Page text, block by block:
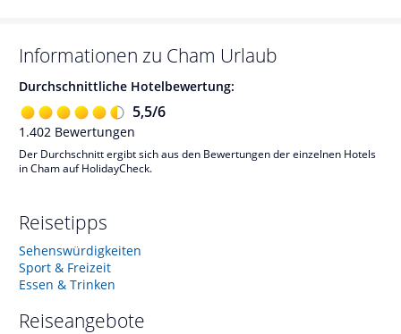
Informationen zu Cham Urlaub
Durchschnittliche Hotelbewertung:
5,5/6
1.402 Bewertungen
Der Durchschnitt ergibt sich aus den Bewertungen der einzelnen Hotels
in Cham auf HolidayCheck.
Reisetipps
Sehenswürdigkeiten
Sport & Freizeit
Essen & Trinken
Reiseangebote